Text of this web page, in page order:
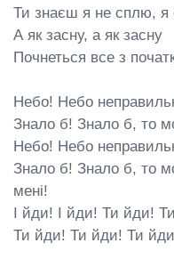
Ти знаєш я не сплю, я
А як засну, а як засну
Почнеться все з
Небо! Небо
Знало б! Знало б, то
Небо! Небо
Знало б! Знало б, то
мені!
І йди! І йди! Ти йди!
Ти йди! Ти йди! Ти